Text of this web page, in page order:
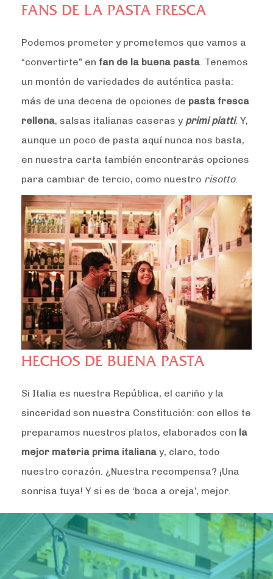
FANS DE LA PASTA FRESCA
Podemos prometer y prometemos que vamos a
“convertirte” en fan de la buena pasta. Tenemos
un montón de variedades de auténtica pasta:
más de una decena de opciones de pasta fresca
rellena, salsas italianas caseras y primi piatti. Y,
aunque un poco de pasta aquí nunca nos basta,
en nuestra carta también encontrarás opciones
para cambiar de tercio, como nuestro risotto.
HECHOS DE BUENA PASTA
Si Italia es nuestra República, el cariño y la
sinceridad son nuestra Constitución: con ellos te
preparamos nuestros platos, elaborados con la
mejor materia prima italiana y, claro, todo
nuestro corazón. ¿Nuestra recompensa? ¡Una
sonrisa tuya! Y si es de ‘boca a oreja’, mejor.